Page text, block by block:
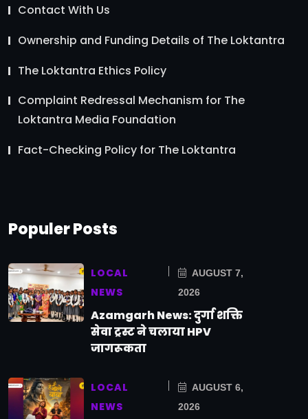
Contact With Us
Ownership and Funding Details of The Loktantra
The Loktantra Ethics Policy
Complaint Redressal Mechanism for The
Loktantra Media Foundation
Fact-Checking Policy for The Loktantra
Populer Posts
LOCAL
NEWS
AUGUST 7,
2026
Azamgarh News: दुर्गा शक्ति
सेवा ट्रस्ट ने चलाया HPV
जागरूकता
LOCAL
NEWS
AUGUST 6,
2026